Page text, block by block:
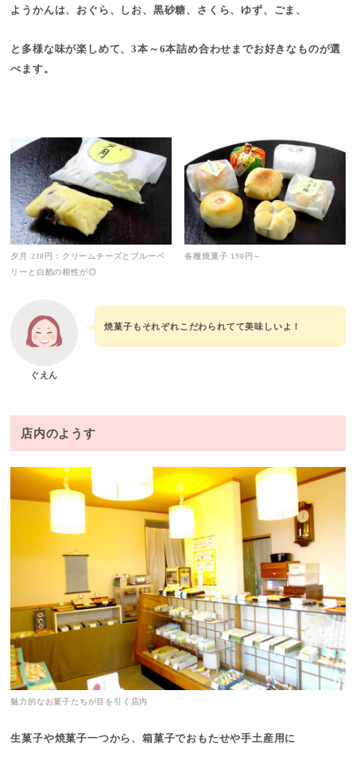
ようかんは、おぐら、しお、黒砂糖、さくら、ゆず、ごま、
と多様な味が楽しめて、3本～6本詰め合わせまでお好きなものが選
べます。
夕月 210円：クリームチーズとブルーベ
リーと白餡の相性が◎
各種焼菓子 190円～
ぐえん
焼菓子もそれぞれこだわられてて美味しいよ！
店内のようす
魅力的なお菓子たちが目を引く店内
生菓子や焼菓子一つから、箱菓子でおもたせや手土産用に